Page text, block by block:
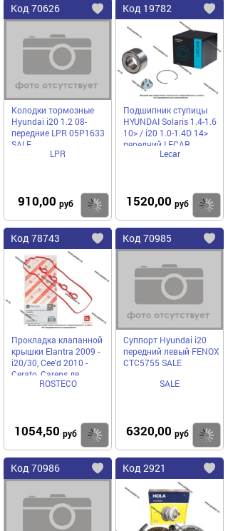
Код 70626
Добавить
избранное
Колодки тормозные
Hyundai i20 1.2 08-
передние LPR 05P1633
SALE
LPR
910,00 руб Купить
Код 19782
в
Подшипник ступицы
HYUNDAI Solaris 1.4-1.6
10> / i20 1.0-1.4D 14>
передний LECAR
LECAR000010216
Lecar
1520,00 руб
Код 78743
Добавить
избранное
Прокладка клапанной
крышки Elantra 2009 -
i20/30, Cee'd 2010 -
Cerato, Carens дв
GAMMA ROSTECO
ROSTECO
1054,50 руб Купить
Код 70985
Суппорт Hyundai i20
передний левый FENOX
CTC5755 SALE
SALE
6320,00 руб
Код 70986
Добавить
избранное
Код 2921